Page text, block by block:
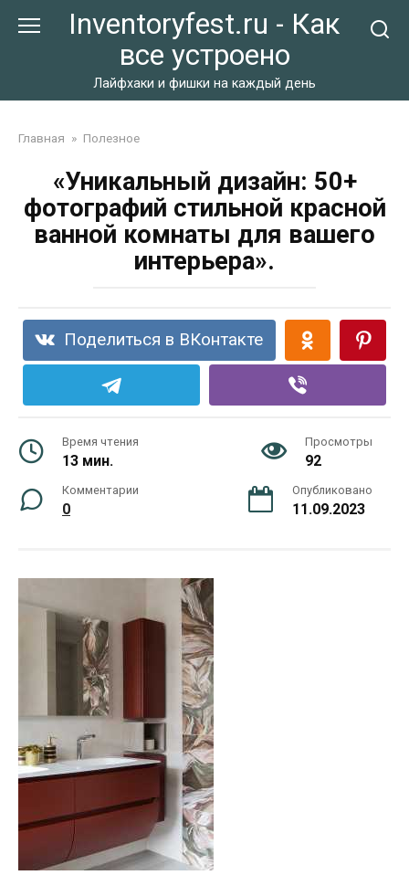
Inventoryfest.ru - Как
все устроено
Лайфхаки и фишки на каждый день
Главная » Полезное
«Уникальный дизайн: 50+
фотографий стильной красной
ванной комнаты для вашего
интерьера».
Поделиться в ВКонтакте
Время чтения
13 мин.
Просмотры
92
Комментарии
0
Опубликовано
11.09.2023